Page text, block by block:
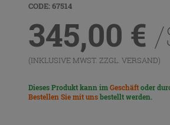
CODE: 67514
345,00 €
(INKLUSIVE MWST. ZZGL. VERSAND)
Dieses Produkt kann imGeschäftoder
Bestellen Sie mit unsbestellt werden.